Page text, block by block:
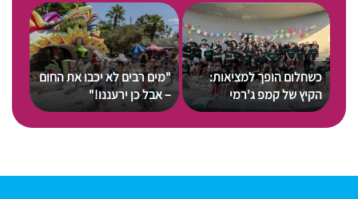
יגאל בן־נון
כשחלום הופך למציאות:
הקיץ של קמפ ג'רמי
"מים רבים לא יכבו את החום
– אבל כן ירעננו!"